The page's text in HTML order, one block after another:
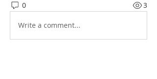
0 3
Write a comment...